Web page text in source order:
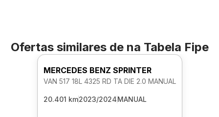
Ofertas similares de na Tabela Fipe
MERCEDES BENZ SPRINTER
VAN 517 18L 4325 RD TA DIE 2.0 MANUAL
20.401 km2023/2024MANUAL